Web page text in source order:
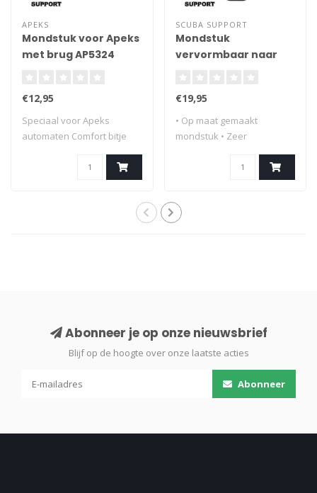
APEKS
Mondstuk voor Apeks
met brug AP5324
€12,95
Speciaal voor Apeks
automaten Comfort bitje
SCUBA SUPPORT
Mondstuk
vervormbaar naar
€19,95
• Op maat gemaakt
mondstuk • Zeer
comfortabel • Past op al..
Abonneer je op onze nieuwsbrief
Blijf op de hoogte over onze laatste acties
Abonneer